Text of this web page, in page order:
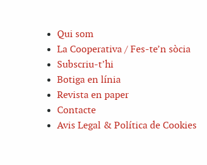
Qui som
La Cooperativa / Fes-te’n sòcia
Subscriu-t’hi
Botiga en línia
Revista en paper
Contacte
Avis Legal & Política de Cookies